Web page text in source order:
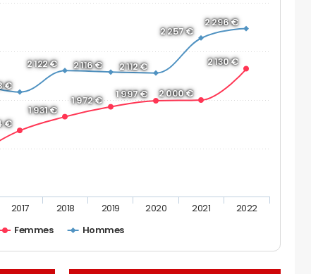
€
1 931 €
1 972 €
1 997 € 2 000 €
2 130 €
€
2 122 € 2 116 € 2 112 €
2 257 €
2 296 €
Femmes Hommes
2017 2018 2019 2020 2021 2022